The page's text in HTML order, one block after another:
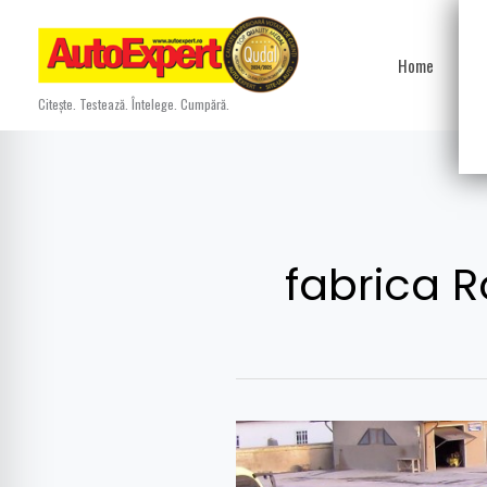
content
Citește. Testează. Întelege. Cumpără.
Home
fabrica
Uzina
Roman